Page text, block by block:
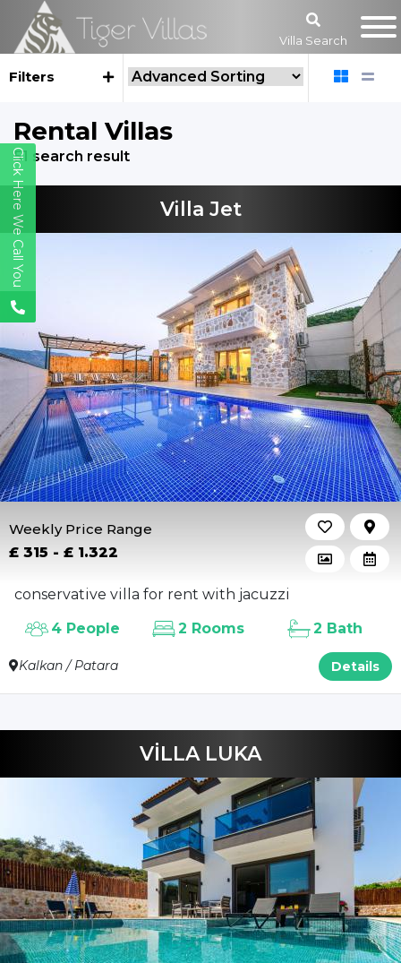
Villa Search
Filters
Rental Villas
51 search result
Villa Jet
Weekly Price Range
£ 315 - £ 1.322
conservative villa for rent with jacuzzi
Kalkan / Patara Details
4 People 2 Rooms 2 Bath
VİLLA LUKA
Click Here We Call You